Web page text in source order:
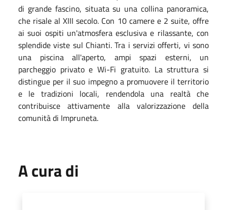
di grande fascino, situata su una collina panoramica,
che risale al XIII secolo. Con 10 camere e 2 suite, offre
ai suoi ospiti un'atmosfera esclusiva e rilassante, con
splendide viste sul Chianti. Tra i servizi offerti, vi sono
una piscina all'aperto, ampi spazi esterni, un
parcheggio privato e Wi-Fi gratuito. La struttura si
distingue per il suo impegno a promuovere il territorio
e le tradizioni locali, rendendola una realtà che
contribuisce attivamente alla valorizzazione della
comunità di Impruneta.
A cura di